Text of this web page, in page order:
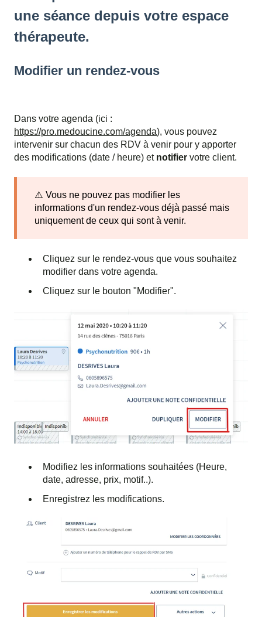
une séance depuis votre espace
thérapeute.
Modifier un rendez-vous
Dans votre agenda (ici :
https://pro.medoucine.com/agenda), vous pouvez
intervenir sur chacun des RDV à venir pour y apporter
des modifications (date / heure) et notifier votre client.
⚠️ Vous ne pouvez pas modifier les
informations d'un rendez-vous déjà passé mais
uniquement de ceux qui sont à venir.
Cliquez sur le rendez-vous que vous souhaitez
modifier dans votre agenda.
Cliquez sur le bouton "Modifier".
Modifiez les informations souhaitées (Heure,
date, adresse, prix, motif..).
Enregistrez les modifications.